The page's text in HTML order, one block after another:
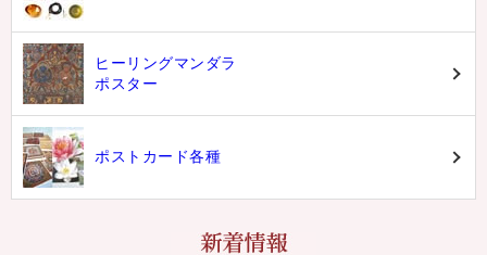
ヒーリングマンダラ
ポスター
ポストカード各種